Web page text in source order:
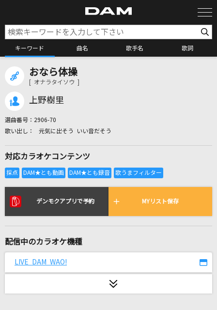
キーワード 曲名 歌手名 歌詞
全国りれき
リアルタイムで歌われている曲の一覧
ツバメ
あの夢をなぞって
おなら体操
[ オナラタイソウ ]
上野樹里
選曲番号： 2906-70
元気に出そう いい音だそう
対応カラオケコンテンツ
デンモクアプリで予約 MYリスト保存
配信中のカラオケ機種
LIVE DAM WAO!